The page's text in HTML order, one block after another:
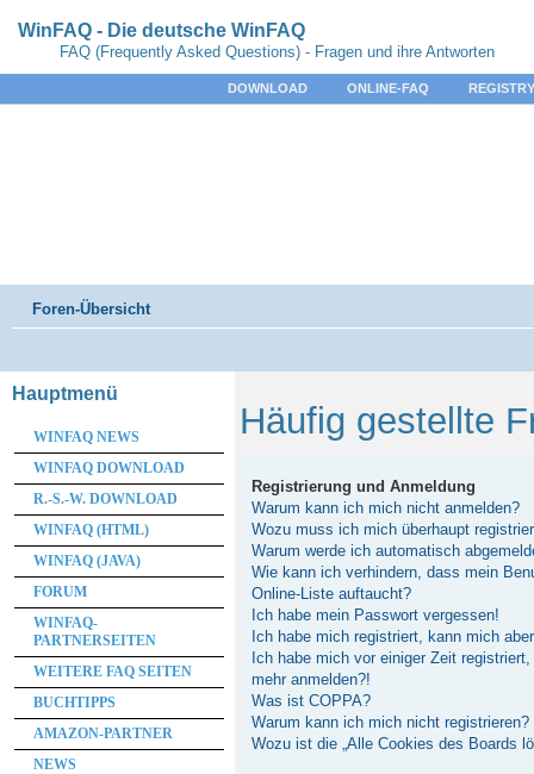
WinFAQ - Die deutsche WinFAQ
FAQ (Frequently Asked Questions) - Fragen und ihre Antworten
DOWNLOAD ONLINE-FAQ
Foren-Übersicht
Häufig gestellte
Registrierung und Anmeldung
Warum kann ich mich nicht anmelden?
Wozu muss ich mich überhaupt
Warum werde ich automatisch
Wie kann ich verhindern, dass mein
Online-Liste auftaucht?
Ich habe mein Passwort vergessen!
Ich habe mich registriert, kann mich
Ich habe mich vor einiger Zeit
mehr anmelden?!
Was ist COPPA?
Warum kann ich mich nicht registrieren?
Wozu ist die „Alle Cookies des Boards
Hauptmenü
WINFAQ NEWS
WINFAQ DOWNLOAD
R.-S.-W. DOWNLOAD
WINFAQ (HTML)
WINFAQ (JAVA)
FORUM
WINFAQ-
PARTNERSEITEN
WEITERE FAQ SEITEN
BUCHTIPPS
AMAZON-PARTNER
NEWS